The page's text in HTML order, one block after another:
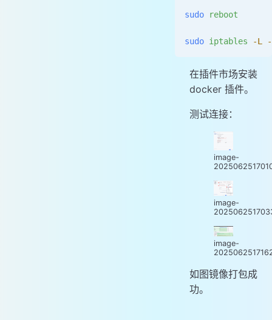
sudo reboot
sudo iptables -L
在插件市场安装
docker 插件。
测试连接：
image-
image-
image-
如图镜像打包成
功。